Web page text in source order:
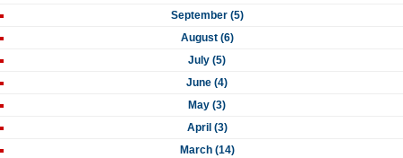
September (5)
August (6)
July (5)
June (4)
May (3)
April (3)
March (14)